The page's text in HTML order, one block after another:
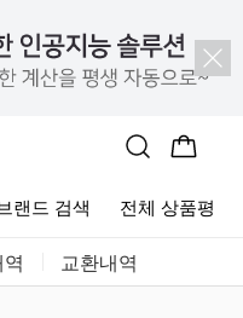
랜드 검색 전체 상품평
교환내역
랜드 뉴 상품 알뜰살뜰 이